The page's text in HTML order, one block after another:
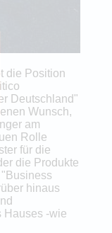
die Position
Deutschland"
Wunsch,
am
Rolle
für die
die Produkte
hinaus
Hauses -wie